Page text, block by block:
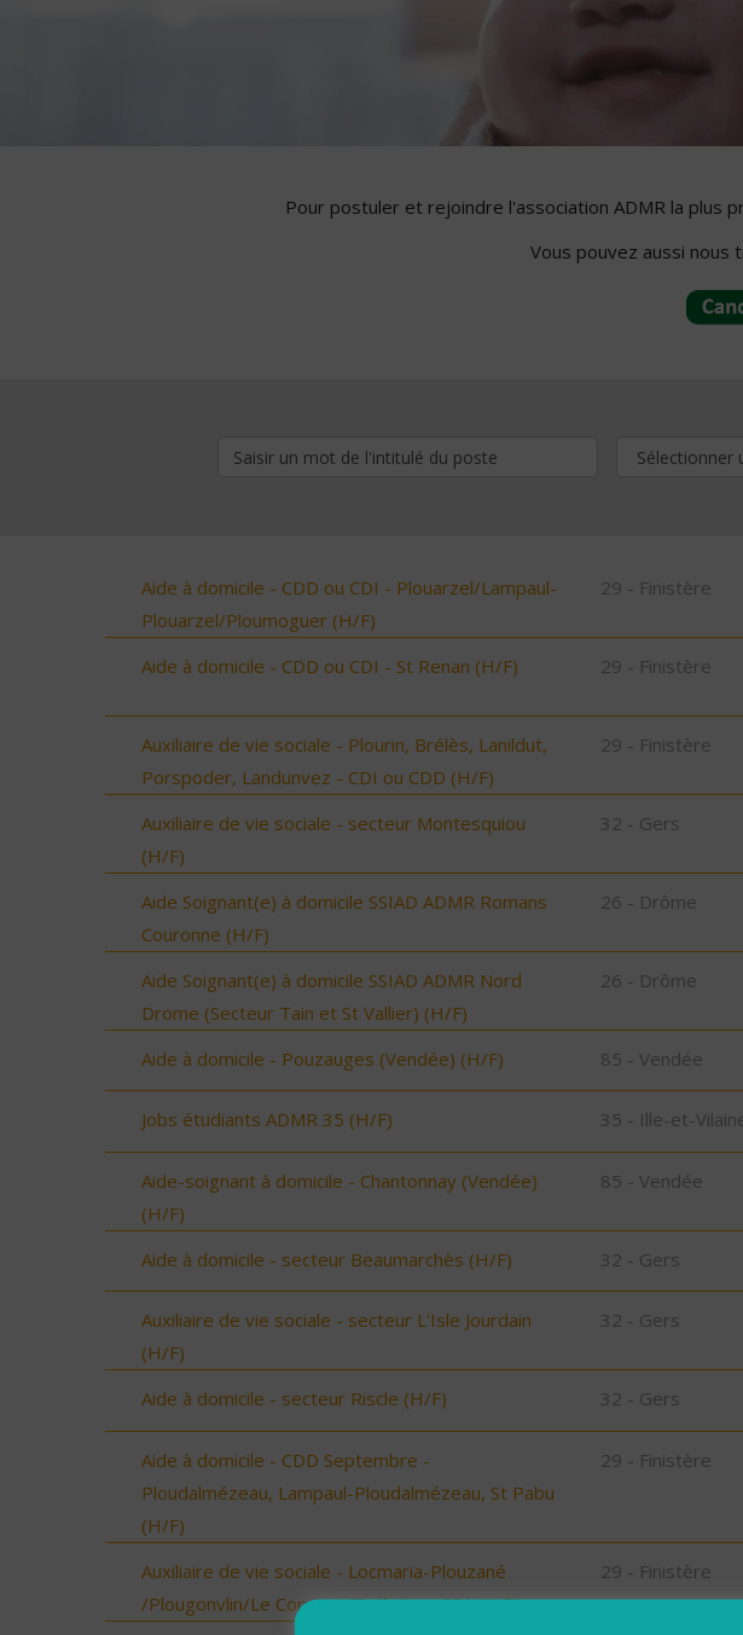
Pour postuler et rejoindre l'association ADMR la plus
Vous pouvez aussi
Aide à domicile - CDD ou CDI - Plouarzel/Lampaul-
Plouarzel/Ploumoguer (H/F)
29 - Finistère
Aide à domicile - CDD ou CDI - St Renan (H/F) 29 - Finistère
Auxiliaire de vie sociale - Plourin, Brélès, Lanildut,
Porspoder, Landunvez - CDI ou CDD (H/F)
29 - Finistère
Auxiliaire de vie sociale - secteur Montesquiou
(H/F)
32 - Gers
Aide Soignant(e) à domicile SSIAD ADMR Romans
Couronne (H/F)
26 - Drôme
Aide Soignant(e) à domicile SSIAD ADMR Nord
Drome (Secteur Tain et St Vallier) (H/F)
26 - Drôme
Aide à domicile - Pouzauges (Vendée) (H/F) 85 - Vendée
Jobs étudiants ADMR 35 (H/F) 35 - Ille-et-
Aide-soignant à domicile - Chantonnay (Vendée)
(H/F)
85 - Vendée
Aide à domicile - secteur Beaumarchès (H/F) 32 - Gers
Auxiliaire de vie sociale - secteur L'Isle Jourdain
(H/F)
32 - Gers
Aide à domicile - secteur Riscle (H/F) 32 - Gers
Aide à domicile - CDD Septembre -
Ploudalmézeau, Lampaul-Ploudalmézeau, St Pabu
(H/F)
29 - Finistère
Auxiliaire de vie sociale - Locmaria-Plouzané
/Plougonvlin/Le Conquet/Trébabu - CDI (H/F)
29 - Finistère